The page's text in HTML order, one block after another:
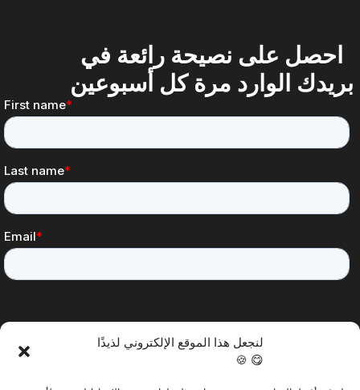
لنجعل هذا الموقع الإلكتروني لذيذًا
😋 🍪
احصل على نصيحة رائعة في
بريدك الوارد مرة كل أسبوعين